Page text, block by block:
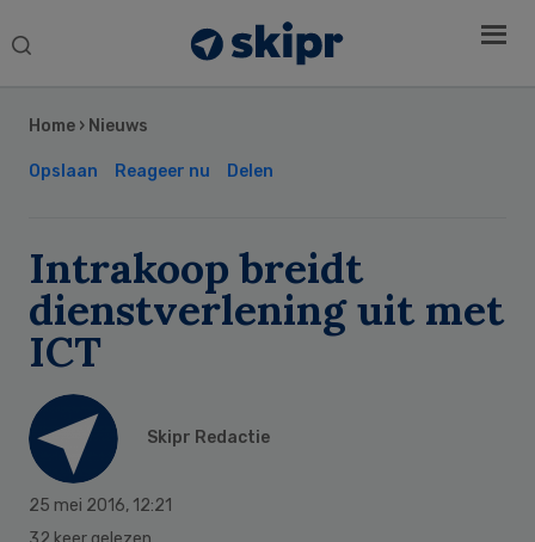
Search
Home › Nieuws
Opslaan Reageer nu Delen
Intrakoop breidt
dienstverlening uit met
ICT
Skipr Redactie
25 mei 2016, 12:21
Sidebar